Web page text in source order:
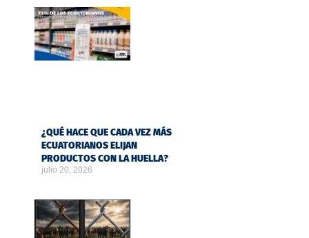
¿QUÉ HACE QUE CADA VEZ MÁS
ECUATORIANOS ELIJAN
PRODUCTOS CON LA HUELLA?
julio 20, 2026